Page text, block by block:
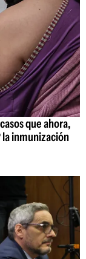
que ahora,
la inmunización